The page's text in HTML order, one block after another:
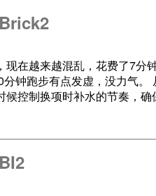
现在越来越混乱，花费了7分
钟跑步有点发虚，没力气
候控制换项时补水的节奏，确